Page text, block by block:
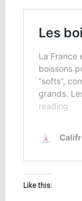
Like this: